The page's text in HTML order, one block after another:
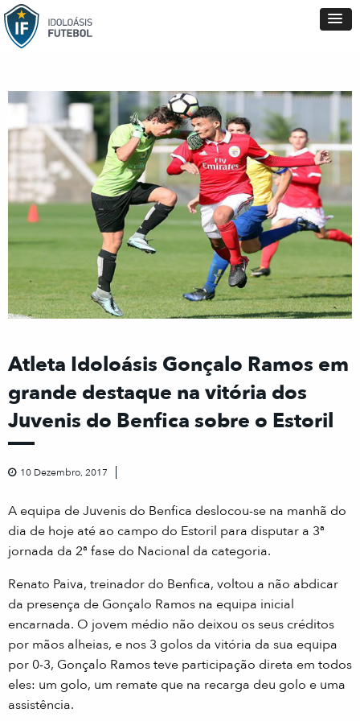
Atleta Idoloásis Gonçalo Ramos em
grande destaque na vitória dos
Juvenis do Benfica sobre o Estoril
10 Dezembro, 2017
A equipa de Juvenis do Benfica deslocou-se na manhã do
dia de hoje até ao campo do Estoril para disputar a 3ª
jornada da 2ª fase do Nacional da categoria.
Renato Paiva, treinador do Benfica, voltou a não abdicar
da presença de Gonçalo Ramos na equipa inicial
encarnada. O jovem médio não deixou os seus créditos
por mãos alheias, e nos 3 golos da vitória da sua equipa
por 0-3, Gonçalo Ramos teve participação direta em todos
eles: um golo, um remate que na recarga deu golo e uma
assistência.